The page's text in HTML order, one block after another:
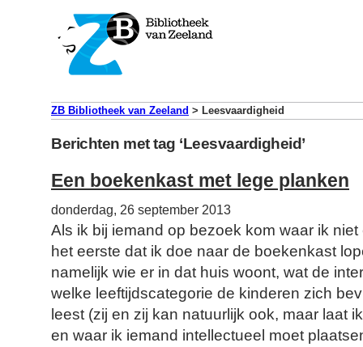
ZB Bibliotheek van Zeeland > Leesvaardigheid
Berichten met tag ‘Leesvaardigheid’
Een boekenkast met lege planken
donderdag, 26 september 2013
Als ik bij iemand op bezoek kom waar ik
het eerste dat ik doe naar de boekenkast
namelijk wie er in dat huis woont, wat de
welke leeftijdscategorie de kinderen zich
leest (zij en zij kan natuurlijk ook, maar laat
en waar ik iemand intellectueel moet